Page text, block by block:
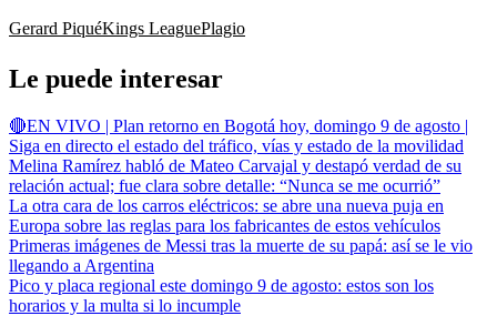
Gerard PiquéKings LeaguePlagio
Le puede interesar
🔴EN VIVO | Plan retorno en Bogotá hoy, domingo 9 de agosto |
Siga en directo el estado del tráfico, vías y estado de la movilidad
Melina Ramírez habló de Mateo Carvajal y destapó verdad de su
relación actual; fue clara sobre detalle: “Nunca se me ocurrió”
La otra cara de los carros eléctricos: se abre una nueva puja en
Europa sobre las reglas para los fabricantes de estos vehículos
Primeras imágenes de Messi tras la muerte de su papá: así se le vio
llegando a Argentina
Pico y placa regional este domingo 9 de agosto: estos son los
horarios y la multa si lo incumple